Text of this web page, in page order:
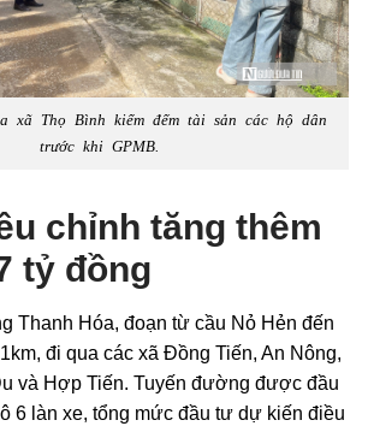
xã Thọ Bình kiểm đếm tài sản các hộ dân
trước khi GPMB.
chỉnh tăng thêm
tỷ đồng
Thanh Hóa, đoạn từ cầu Nỏ Hẻn đến
đi qua các xã Đồng Tiến, An Nông,
và Hợp Tiến. Tuyến đường được đầu
6 làn xe, tổng mức đầu tư dự kiến điều